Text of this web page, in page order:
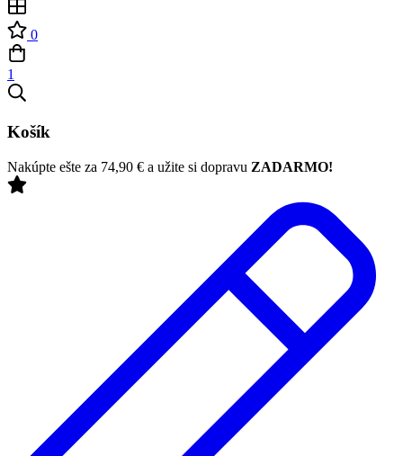
0
1
Košík
Nakúpte ešte za 74,90 € a užite si dopravu ZADARMO!